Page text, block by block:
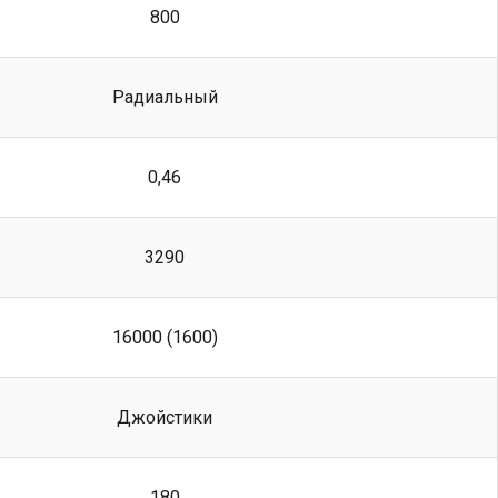
800
Радиальный
0,46
3290
16000 (1600)
Джойстики